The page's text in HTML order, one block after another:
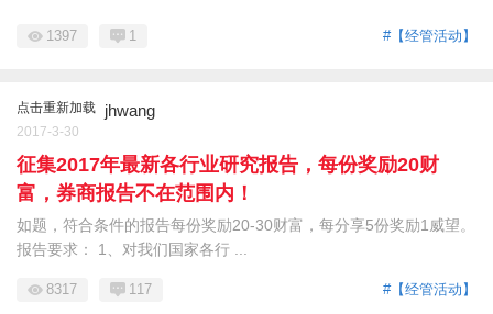
#【经管活动】
1397 1
点击重新加载 jhwang
2017-3-30
征集2017年最新各行业研究报告，每份奖励20财
富，券商报告不在范围内！
如题，符合条件的报告每份奖励20-30财富，每分享5份奖励1威望。
报告要求： 1、对我们国家各行 ...
#【经管活动】
8317 117